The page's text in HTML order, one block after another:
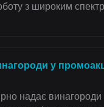
з широким
у
надає винагороди